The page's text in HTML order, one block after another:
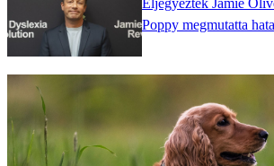
Poppy megmutatta